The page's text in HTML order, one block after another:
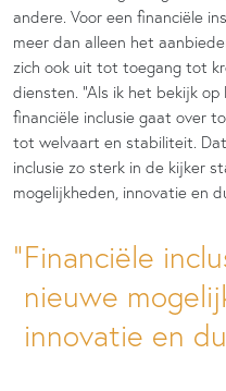
andere. Voor een financiële
meer dan alleen het
zich ook uit tot toegang tot
diensten. “Als ik het bekijk
financiële inclusie gaat over
tot welvaart en stabiliteit.
inclusie zo sterk in de kijker
mogelijkheden, innovatie en
Financiële
nieuwe
innovatie en